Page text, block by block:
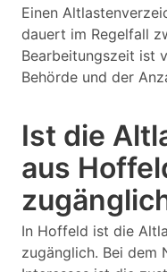
Einen
dauert im Regelfall
Bearbeitungszeit ist
Behörde und der
Ist die
aus
In Hoffeld ist die
zugänglich. Bei dem